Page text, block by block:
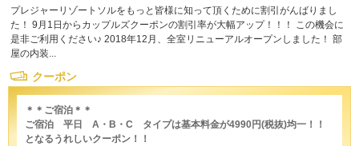
プレジャーリゾートソルをもっと皆様に知って頂くために割引がんばりまし
た！ 9月1日からカップルズクーポンの割引率が大幅アップ！！！ この機会に
是非ご利用ください♪ 2018年12月、全室リニューアルオープンしました！ 部
屋の内装...
クーポン
＊＊ご宿泊＊＊
ご宿泊 平日 A・B・C タイプは基本料金が4990円(税抜)均一！！
となるうれしいクーポン！！